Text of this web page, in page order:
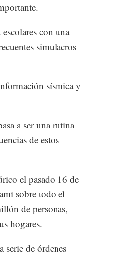
con una
simulacros
sísmica y
a ser una rutina
de estos
el pasado 16 de
sobre todo el
de personas,
hogares.
serie de órdenes